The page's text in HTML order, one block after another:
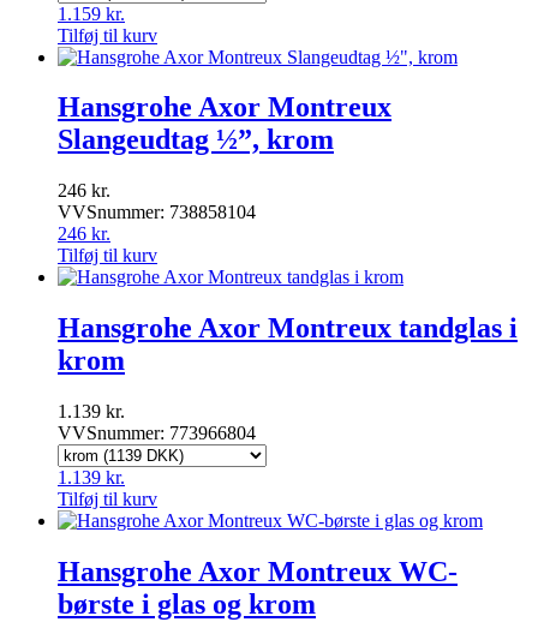
1.159 kr.
Tilføj til kurv
Hansgrohe Axor Montreux
Slangeudtag ½”, krom
246 kr.
VVSnummer: 738858104
246 kr.
Tilføj til kurv
Hansgrohe Axor Montreux tandglas i
krom
1.139 kr.
VVSnummer: 773966804
1.139 kr.
Tilføj til kurv
Hansgrohe Axor Montreux WC-
børste i glas og krom